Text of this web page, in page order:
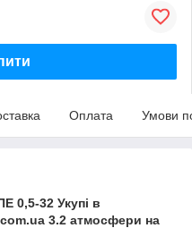
Оплата Умови
0,5-32 Укупі в
3.2 атмосфери на